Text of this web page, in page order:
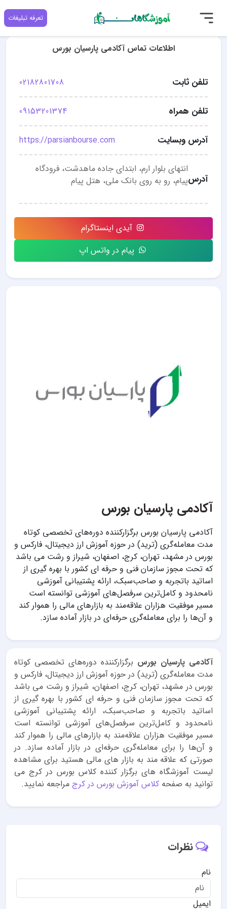
تعرفه تبلیغات
آکادمی پارسیان بورس
آکادمی پارسیان بورس برگزارکننده دوره‌های تخصصی کوتاه
مدت معامله‌گری (ترید) در حوزه آموزش ارز دیجیتال، فارکس و
بورس در مشهد، تهران، کرج، اصفهان، شیراز و رشت می باشد
که تحت مجوز سازمان فنی و حرفه ای کشور با بهره گیری از
اساتید باتجربه و صاحب‌سبک، ارائه پشتیبانی آموزشی
نامحدود و کامل‌ترین سرفصل‌های آموزشی توانسته است
مسیر موفقیت هزاران علاقه‌مند به بازارهای مالی را هموار کند
و آن‌ها را برای معامله‌گری حرفه‌ای در بازار آماده سازد.
آکادمی پارسیان بورس برگزارکننده دوره‌های تخصصی کوتاه
مدت معامله‌گری (ترید) در حوزه آموزش ارز دیجیتال، فارکس و
بورس در مشهد، تهران، کرج، اصفهان، شیراز و رشت می باشد
که تحت مجوز سازمان فنی و حرفه ای کشور با بهره گیری از
اساتید باتجربه و صاحب‌سبک، ارائه پشتیبانی آموزشی
نامحدود و کامل‌ترین سرفصل‌های آموزشی توانسته است
مسیر موفقیت هزاران علاقه‌مند به بازارهای مالی را هموار کند
و آن‌ها را برای معامله‌گری حرفه‌ای در بازار آماده سازد. در
صورتی که علاقه مند به بازار های مالی هستید برای مشاهده
لیست آموزشگاه های برگزار کننده کلاس بورس در کرج می
توانید به صفحه کلاس آموزش بورس در کرج مراجعه نمایید.
نظرات
نام
ایمیل
اطلاعات تماس آکادمی پارسیان بورس
تلفن ثابت 02182801708
تلفن همراه 09153201374
آدرس وبسایت https://parsianbourse.com
آدرس
انتهای بلوار ارم، ابتدای جاده ماهدشت، فرودگاه
پیام، رو به روی بانک ملی، هتل پیام
آیدی اینستاگرام
پیام در واتس اپ